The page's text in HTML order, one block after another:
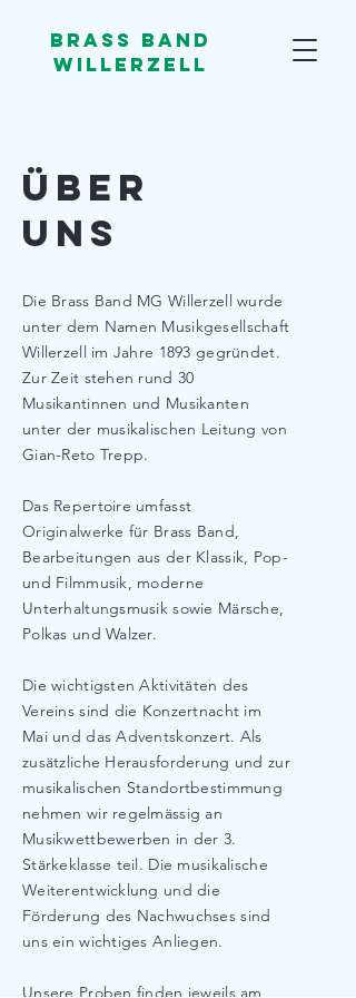
Brass Band
Willerzell
über
uns
Die Brass Band MG Willerzell wurde
unter dem Namen Musikgesellschaft
Willerzell im Jahre 1893 gegründet.
Zur Zeit stehen rund 30
Musikantinnen und Musikanten
unter der musikalischen Leitung von
Gian-Reto Trepp.
Das Repertoire umfasst
Originalwerke für Brass Band,
Bearbeitungen aus der Klassik, Pop-
und Filmmusik, moderne
Unterhaltungsmusik sowie Märsche,
Polkas und Walzer.
Die wichtigsten Aktivitäten des
Vereins sind die Konzertnacht im
Mai und das Adventskonzert. Als
zusätzliche Herausforderung und zur
musikalischen Standortbestimmung
nehmen wir regelmässig an
Musikwettbewerben in der 3.
Stärkeklasse teil. Die musikalische
Weiterentwicklung und die
Förderung des Nachwuchses sind
uns ein wichtiges Anliegen.
Unsere Proben finden jeweils am